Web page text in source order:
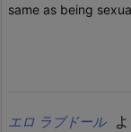
same as being
エロ ラブドール